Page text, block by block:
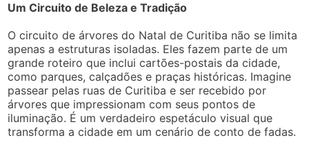
Um Circuito de Beleza e Tradição
O circuito de árvores do Natal de Curitiba não se limita
apenas a estruturas isoladas. Eles fazem parte de um
grande roteiro que inclui cartões-postais da cidade,
como parques, calçadões e praças históricas. Imagine
passear pelas ruas de Curitiba e ser recebido por
árvores que impressionam com seus pontos de
iluminação. É um verdadeiro espetáculo visual que
transforma a cidade em um cenário de conto de fadas.